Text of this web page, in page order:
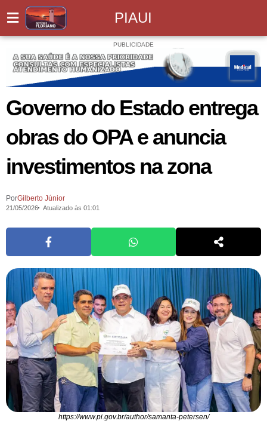
PIAUI
PUBLICIDADE
Governo do Estado entrega
obras do OPA e anuncia
investimentos na zona
PorGilberto Júnior
21/05/2026 Atualizado às 01:01
https://www.pi.gov.br/author/samanta-petersen/